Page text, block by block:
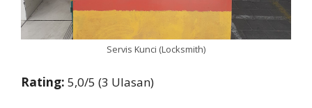
Servis Kunci (Locksmith)
Rating: 5,0/5 (3 Ulasan)